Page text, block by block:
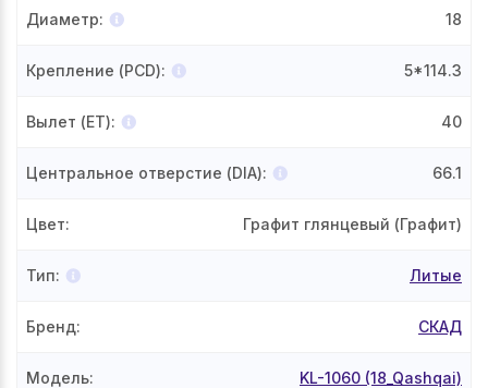
Диаметр: 18
Крепление (PCD): 5*114.3
Вылет (ET): 40
Центральное отверстие (DIA): 66.1
Цвет: Графит глянцевый (Графит)
Тип: Литые
Бренд: СКАД
Модель: KL-1060 (18_Qashqai)